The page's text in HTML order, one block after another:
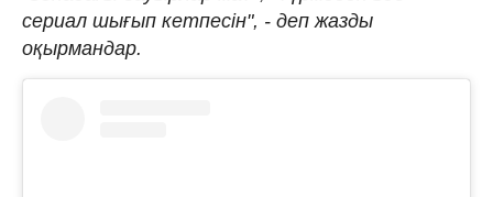
сериал шығып кетпесін", - деп жазды
оқырмандар.